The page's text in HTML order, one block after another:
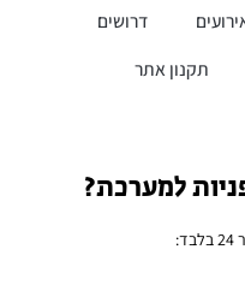
דרושים
תקנון אתר
למערכת?